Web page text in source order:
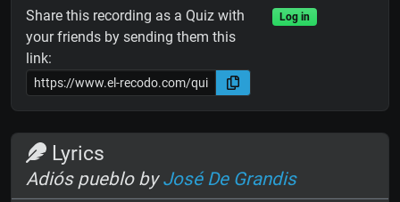
Share this recording as a Quiz with
your friends by sending them this
link:
Log in
Lyrics
Adiós pueblo byJosé De Grandis